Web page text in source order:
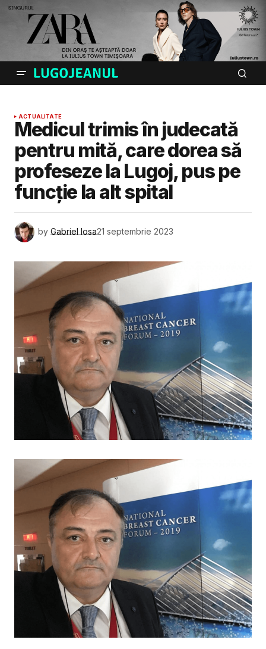
ACTUALITATE
Medicul trimis în judecată
pentru mită, care dorea să
profeseze la Lugoj, pus pe
funcție la alt spital
by Gabriel Iosa21 septembrie 2023